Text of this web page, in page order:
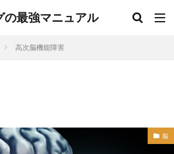
の最強マニュアル
高次脳機能障害
脳